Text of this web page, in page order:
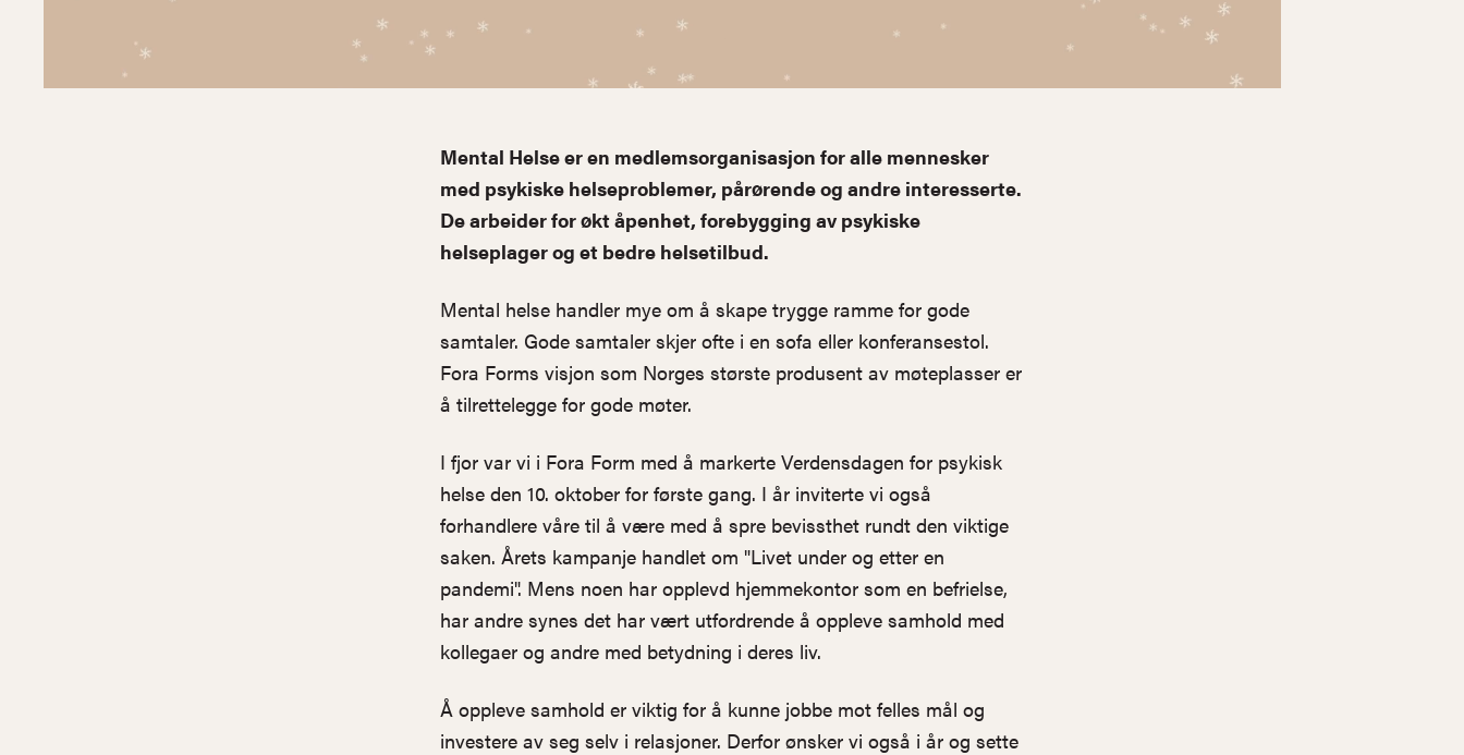
Mental Helse er en medlemsorganisasjon for alle mennesker
med psykiske helseproblemer, pårørende og andre interesserte.
De arbeider for økt åpenhet, forebygging av psykiske
helseplager og et bedre helsetilbud.
Mental helse handler mye om å skape trygge ramme for gode
samtaler. Gode samtaler skjer ofte i en sofa eller konferansestol.
Fora Forms visjon som Norges største produsent av møteplasser er
å tilrettelegge for gode møter.
I fjor var vi i Fora Form med å markerte Verdensdagen for psykisk
helse den 10. oktober for første gang. I år inviterte vi også
forhandlere våre til å være med å spre bevissthet rundt den viktige
saken. Årets kampanje handlet om "Livet under og etter en
pandemi". Mens noen har opplevd hjemmekontor som en befrielse,
har andre synes det har vært utfordrende å oppleve samhold med
kollegaer og andre med betydning i deres liv.
Å oppleve samhold er viktig for å kunne jobbe mot felles mål og
investere av seg selv i relasjoner. Derfor ønsker vi også i år og sette